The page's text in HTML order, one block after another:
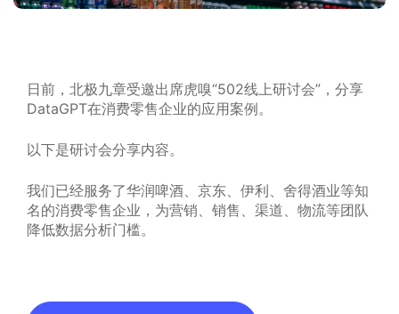
日前，北极九章受邀出席虎嗅“502线上研讨会”，分享
DataGPT在消费零售企业的应用案例。
以下是研讨会分享内容。
我们已经服务了华润啤酒、京东、伊利、舍得酒业等知
名的消费零售企业，为营销、销售、渠道、物流等团队
降低数据分析门槛。